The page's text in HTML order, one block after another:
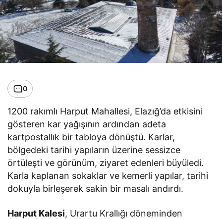
0
1200 rakımlı Harput Mahallesi, Elazığ’da etkisini
gösteren kar yağışının ardından adeta
kartpostallık bir tabloya dönüştü. Karlar,
bölgedeki tarihi yapıların üzerine sessizce
örtüleşti ve görünüm, ziyaret edenleri büyüledi.
Karla kaplanan sokaklar ve kemerli yapılar, tarihi
dokuyla birleşerek sakin bir masalı andırdı.
Harput Kalesi, Urartu Krallığı döneminden